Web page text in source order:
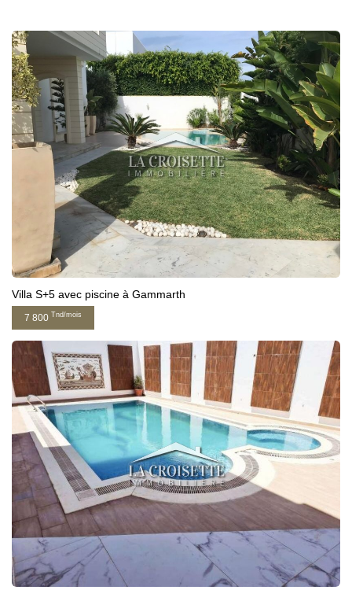
Villa S+5 avec piscine à Gammarth
7 800 Tnd/mois